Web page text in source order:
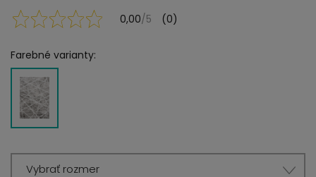
0,00/5 (0)
Farebné varianty:
Vybrať rozmer